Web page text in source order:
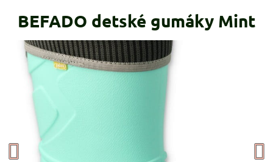
BEFADO detské gumáky Mint